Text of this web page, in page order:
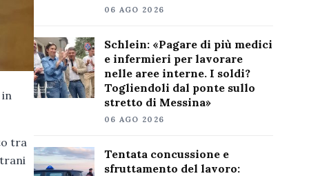
tra
06 AGO 2026
Schlein: «Pagare di più medici
e infermieri per lavorare
nelle aree interne. I soldi?
Togliendoli dal ponte sullo
stretto di Messina»
06 AGO 2026
Tentata concussione e
sfruttamento del lavoro: